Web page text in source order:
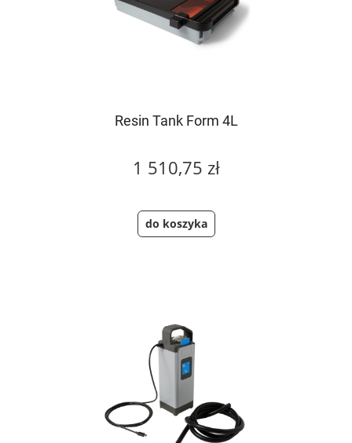
Resin Tank Form 4L
1 510,75 zł
do koszyka